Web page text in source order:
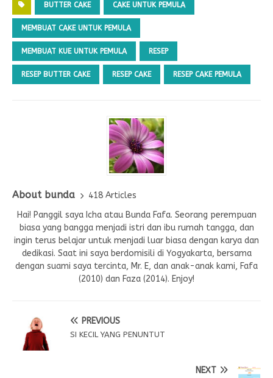
BUTTER CAKE CAKE UNTUK PEMULA
MEMBUAT CAKE UNTUK PEMULA
MEMBUAT KUE UNTUK PEMULA RESEP
RESEP BUTTER CAKE RESEP CAKE RESEP CAKE PEMULA
About bunda
418 Articles
Hai! Panggil saya Icha atau Bunda Fafa. Seorang perempuan
biasa yang bangga menjadi istri dan ibu rumah tangga, dan
ingin terus belajar untuk menjadi luar biasa dengan karya dan
dedikasi. Saat ini saya berdomisili di Yogyakarta, bersama
dengan suami saya tercinta, Mr. E, dan anak-anak kami, Fafa
(2010) dan Faza (2014). Enjoy!
PREVIOUS
SI KECIL YANG PENUNTUT
NEXT